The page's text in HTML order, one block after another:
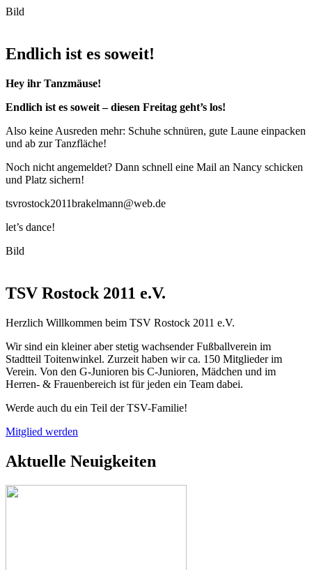
Bild
Endlich ist es soweit!
Hey ihr Tanzmäuse!
Endlich ist es soweit – diesen Freitag geht’s los!
Also keine Ausreden mehr: Schuhe schnüren, gute Laune einpacken
und ab zur Tanzfläche!
Noch nicht angemeldet? Dann schnell eine Mail an Nancy schicken
und Platz sichern!
tsvrostock2011brakelmann@web.de
let’s dance!
Bild
TSV Rostock 2011 e.V.
Herzlich Willkommen beim TSV Rostock 2011 e.V.
Wir sind ein kleiner aber stetig wachsender Fußballverein im
Stadtteil Toitenwinkel. Zurzeit haben wir ca. 150 Mitglieder im
Verein. Von den G-Junioren bis C-Junioren, Mädchen und im
Herren- & Frauenbereich ist für jeden ein Team dabei.
Werde auch du ein Teil der TSV-Familie!
Mitglied werden
Aktuelle Neuigkeiten